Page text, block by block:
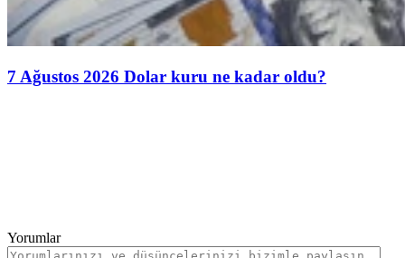
7 Ağustos 2026 Dolar kuru ne kadar oldu?
Yorumlar